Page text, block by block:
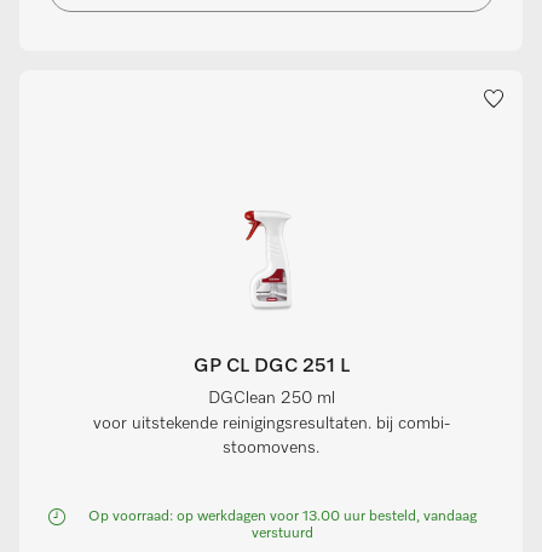
GP CL DGC 251 L
DGClean 250 ml
voor uitstekende reinigingsresultaten. bij combi-
stoomovens.
Op voorraad: op werkdagen voor 13.00 uur besteld, vandaag
verstuurd